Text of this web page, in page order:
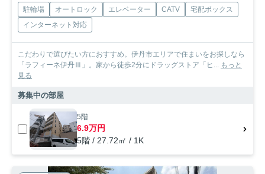
駐輪場 オートロック エレベーター CATV
宅配ボックス
インターネット対応
こだわりで選びたい方におすすめ。伊丹市エリアで住まいをお探しなら
「ラフィーネ伊丹Ⅲ」。家から徒歩2分にドラッグストア「ヒ... もっと
見る
募集中の部屋
5階
6.9万円
5階 / 27.72㎡ / 1K